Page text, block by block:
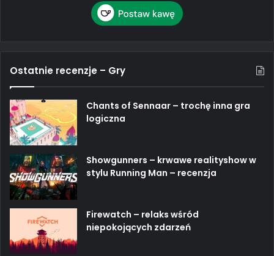
Ostatnie recenzje – Gry
Chants of Sennaar – trochę inna gra
logiczna
Showgunners – krwawe realityshow w
stylu Running Man – recenzja
Firewatch – relaks wśród
niepokojących zdarzeń